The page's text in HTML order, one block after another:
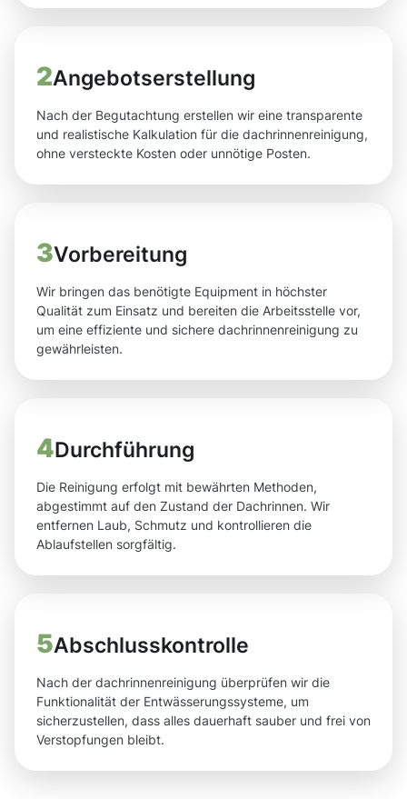
2Angebotserstellung
Nach der Begutachtung erstellen wir eine transparente
und realistische Kalkulation für die dachrinnenreinigung,
ohne versteckte Kosten oder unnötige Posten.
3Vorbereitung
Wir bringen das benötigte Equipment in höchster
Qualität zum Einsatz und bereiten die Arbeitsstelle vor,
um eine effiziente und sichere dachrinnenreinigung zu
gewährleisten.
4Durchführung
Die Reinigung erfolgt mit bewährten Methoden,
abgestimmt auf den Zustand der Dachrinnen. Wir
entfernen Laub, Schmutz und kontrollieren die
Ablaufstellen sorgfältig.
5Abschlusskontrolle
Nach der dachrinnenreinigung überprüfen wir die
Funktionalität der Entwässerungssysteme, um
sicherzustellen, dass alles dauerhaft sauber und frei von
Verstopfungen bleibt.